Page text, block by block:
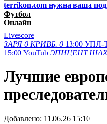
terrikon.com нужна ваша
Футбол
Онлайн
Livescore
ЗАРЯ 0 КРИВБ. 0 13:00 УПЛ-
15:00 YouTub ЭПИЦЕНТ
Лучшие
Добавлено: 11.06.26 15:10